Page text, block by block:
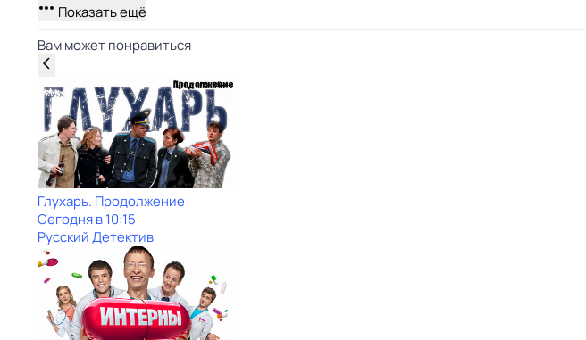
Показать ещё
Вам может понравиться
Глухарь. Продолжение
Сегодня в 10:15
Русский Детектив